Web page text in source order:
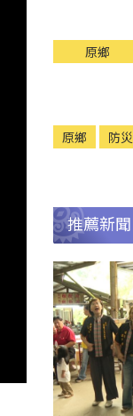
原鄉
原鄉 防災
推薦新聞